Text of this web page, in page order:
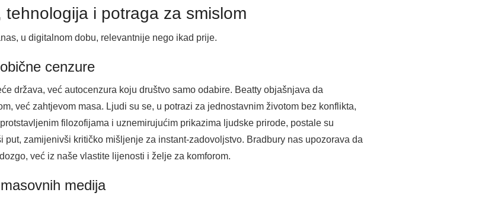
i potraga za smislom
u digitalnom dobu, relevantnije nego ikad prije.
cenzure
država, već autocenzura koju društvo samo odabire. Beatty objašnjava da
već zahtjevom masa. Ljudi su se, u potrazi za jednostavnim životom bez konflikta,
filozofijama i uznemirujućim prikazima ljudske prirode, postale su
zamijenivši kritičko mišljenje za instant-zadovoljstvo. Bradbury nas upozorava da
već iz naše vlastite lijenosti i želje za komforom.
medija